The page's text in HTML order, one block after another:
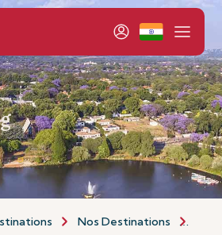
Nos Destinations